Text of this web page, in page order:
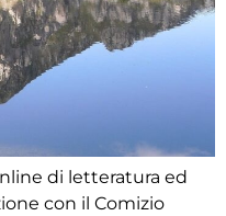
di letteratura ed
con il Comizio